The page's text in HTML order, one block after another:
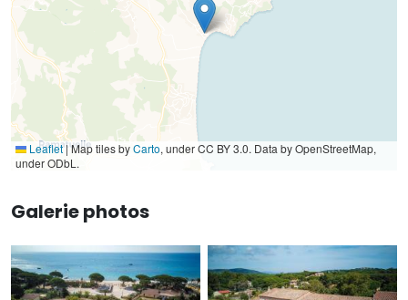
Leaflet|Map tiles byCarto, under CC BY 3.0. Data by OpenStreetMap,
under ODbL.
Galerie photos